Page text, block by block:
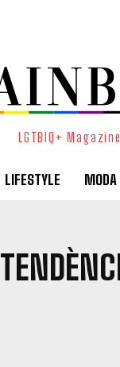
LGTBIQ+ Magazine
LIFESTYLE